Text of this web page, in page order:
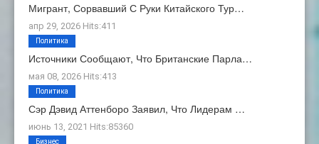
Мигрант, Сорвавший С Руки Китайского Тур…
апр 29, 2026 Hits:411
Источники Сообщают, Что Британские Парла…
мая 08, 2026 Hits:413
Политика
Сэр Дэвид Аттенборо Заявил, Что Лидерам …
июнь 13, 2021 Hits:85360
Политика
Бизнес